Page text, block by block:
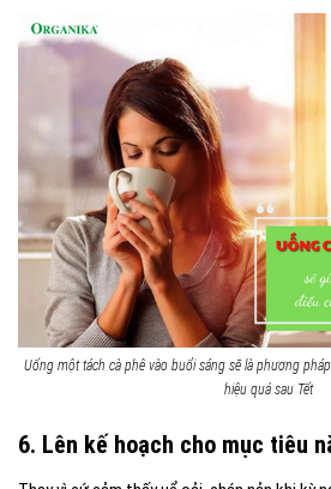
Uống một tách cà phê vào buổi sáng sẽ là phương
hiệu quả sau Tết
6. Lên kế hoạch cho mục tiêu